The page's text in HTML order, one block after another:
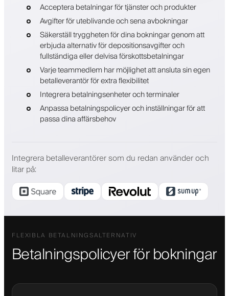
Acceptera betalningar för tjänster och produkter
Avgifter för uteblivande och sena avbokningar
Säkerställ tryggheten för dina bokningar genom att
erbjuda alternativ för depositionsavgifter och
fullständiga eller delvisa förskottsbetalningar
Varje teammedlem har möjlighet att ansluta sin egen
betalleverantör för extra flexibilitet
Integrera betalningsenheter och terminaler
Anpassa betalningspolicyer och inställningar för att
passa dina affärsbehov
Integrera betalleverantörer som du redan använder och
litar på:
FLEXIBLA BETALNINGSALTERNATIV
Betalningspolicyer för bokningar